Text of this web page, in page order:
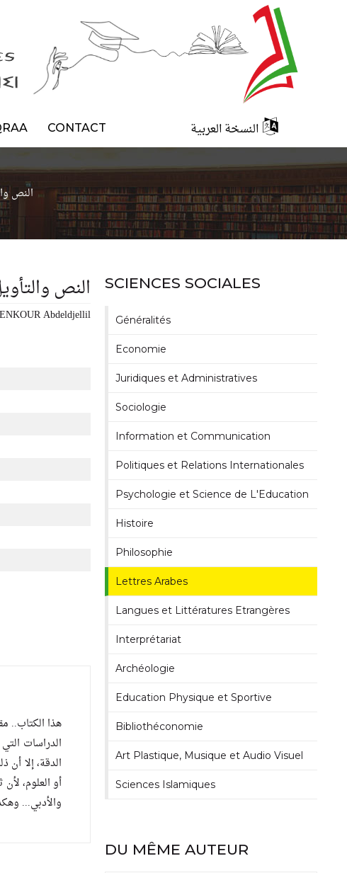
CONTACT النسخة العربية
النص
النص
Abdeldjellil
هذا الكتاب..
الدراسات
الدقة، إلا
أو العلوم،
والأدبي...
SCIENCES SOCIALES
Généralités
Economie
Juridiques et Administratives
Sociologie
Information et Communication
Politiques et Relations Internationales
Psychologie et Science de L'Education
Histoire
Philosophie
Lettres Arabes
Langues et Littératures Etrangères
Interprétariat
Archéologie
Education Physique et Sportive
Bibliothéconomie
Art Plastique, Musique et Audio Visuel
Sciences Islamiques
DU MÊME AUTEUR